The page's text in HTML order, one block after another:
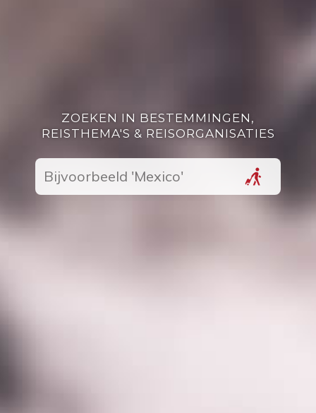
ZOEKEN IN BESTEMMINGEN,
REISTHEMA'S & REISORGANISATIES